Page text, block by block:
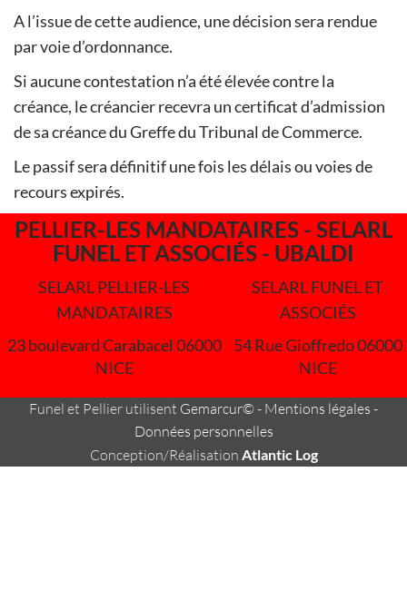
A l’issue de cette audience, une décision sera rendue
par voie d’ordonnance.
Si aucune contestation n’a été élevée contre la
créance, le créancier recevra un certificat d’admission
de sa créance du Greffe du Tribunal de Commerce.
Le passif sera définitif une fois les délais ou voies de
recours expirés.
PELLIER-LES MANDATAIRES - SELARL
FUNEL ET ASSOCIÉS - UBALDI
SELARL PELLIER-LES
MANDATAIRES
23 boulevard Carabacel 06000
NICE
SELARL FUNEL ET
ASSOCIÉS
54 Rue Gioffredo 06000
NICE
Funel et Pellier utilisent Gemarcur©- Mentions légales -
Données personnelles
Conception/Réalisation Atlantic Log